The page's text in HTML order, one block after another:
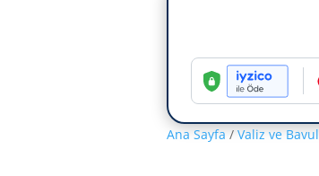
Ana Sayfa / Valiz ve Bavul